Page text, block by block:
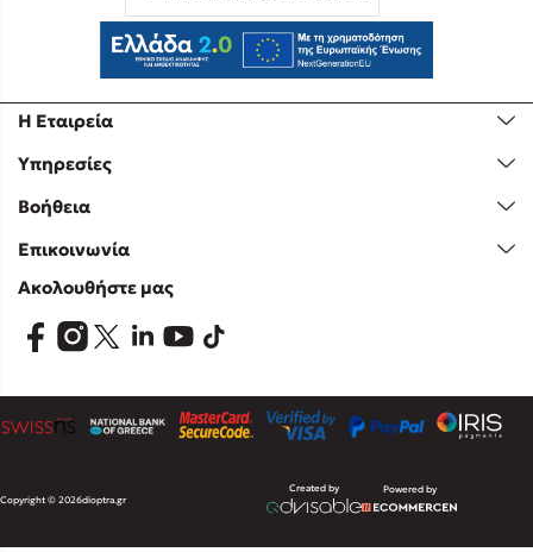
Η Εταιρεία
Υπηρεσίες
Βοήθεια
Επικοινωνία
Ακολουθήστε μας
Copyright © 2026dioptra.gr
Created by Powered by